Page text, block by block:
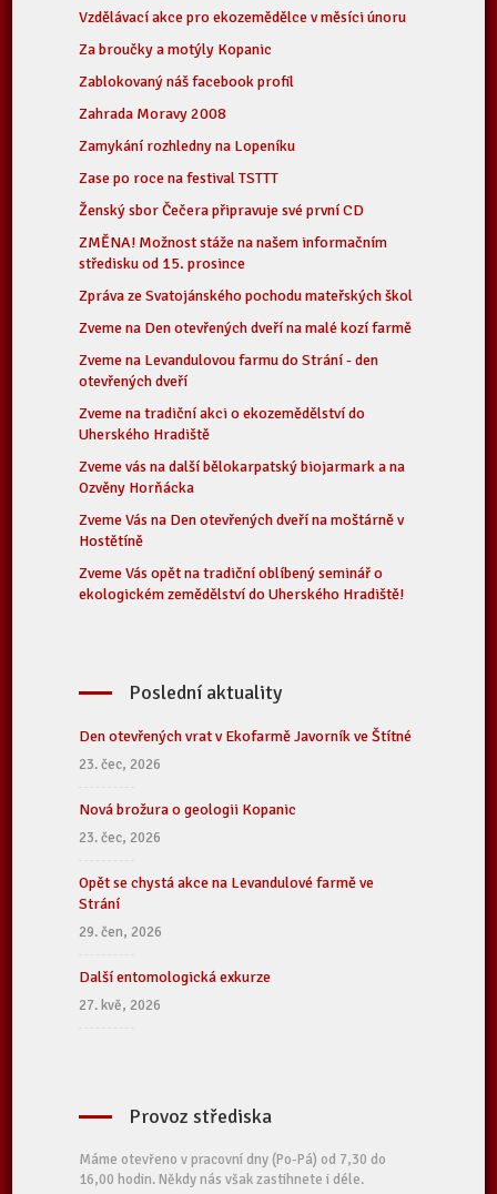
Vzdělávací akce pro ekozemědělce v měsíci únoru
Za broučky a motýly Kopanic
Zablokovaný náš facebook profil
Zahrada Moravy 2008
Zamykání rozhledny na Lopeníku
Zase po roce na festival TSTTT
Ženský sbor Čečera připravuje své první CD
ZMĚNA! Možnost stáže na našem informačním
středisku od 15. prosince
Zpráva ze Svatojánského pochodu mateřských škol
Zveme na Den otevřených dveří na malé kozí farmě
Zveme na Levandulovou farmu do Strání - den
otevřených dveří
Zveme na tradiční akci o ekozemědělství do
Uherského Hradiště
Zveme vás na další bělokarpatský biojarmark a na
Ozvěny Horňácka
Zveme Vás na Den otevřených dveří na moštárně v
Hostětíně
Zveme Vás opět na tradiční oblíbený seminář o
ekologickém zemědělství do Uherského Hradiště!
Poslední aktuality
Den otevřených vrat v Ekofarmě Javorník ve Štítné
23. čec, 2026
Nová brožura o geologii Kopanic
23. čec, 2026
Opět se chystá akce na Levandulové farmě ve
Strání
29. čen, 2026
Další entomologická exkurze
27. kvě, 2026
Provoz střediska
Máme otevřeno v pracovní dny (Po-Pá) od 7,30 do
16,00 hodin. Někdy nás však zastihnete i déle.